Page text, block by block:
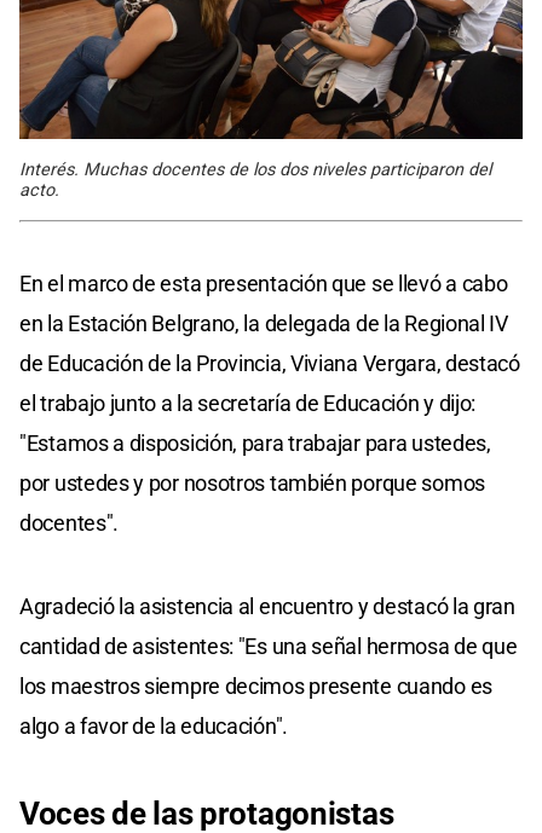
Interés. Muchas docentes de los dos niveles participaron del
acto.
En el marco de esta presentación que se llevó a cabo
en la Estación Belgrano, la delegada de la Regional IV
de Educación de la Provincia, Viviana Vergara, destacó
el trabajo junto a la secretaría de Educación y dijo:
"Estamos a disposición, para trabajar para ustedes,
por ustedes y por nosotros también porque somos
docentes".
Agradeció la asistencia al encuentro y destacó la gran
cantidad de asistentes: "Es una señal hermosa de que
los maestros siempre decimos presente cuando es
algo a favor de la educación".
Voces de las protagonistas